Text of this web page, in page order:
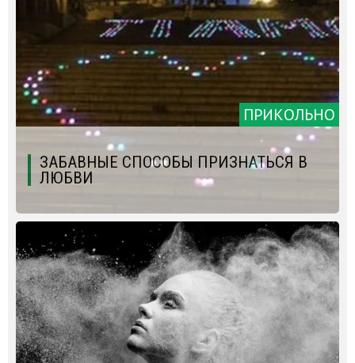
ПРИКОЛЬНО
ЗАБАВНЫЕ СПОСОБЫ ПРИЗНАТЬСЯ В
ЛЮБВИ